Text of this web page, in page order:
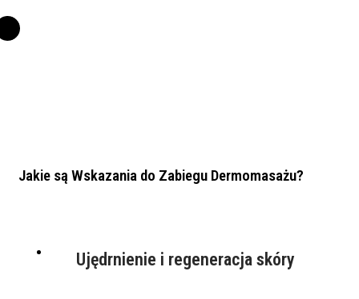
Jakie są Wskazania do Zabiegu Dermomasażu?
Ujędrnienie i regeneracja skóry